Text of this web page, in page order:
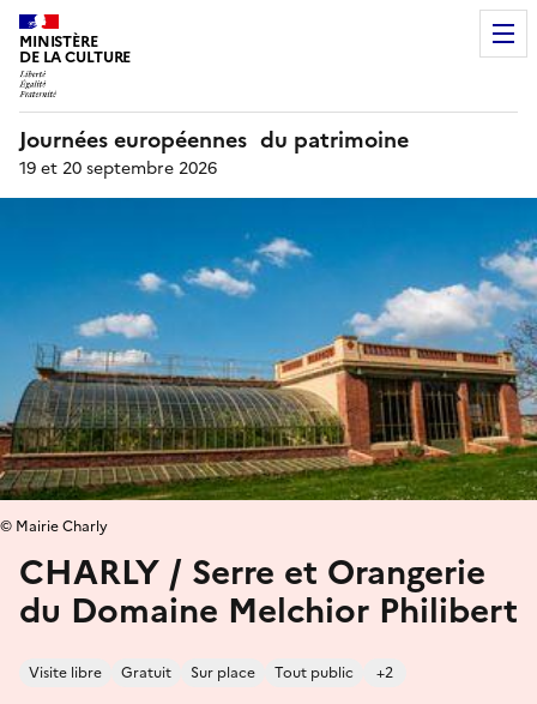
MINISTÈRE
DE LA CULTURE
Journées européennes du patrimoine
19 et 20 septembre 2026
CHARLY / Serre et Orangerie
du Domaine Melchior Philibert
Visite libre Gratuit Sur place Tout public +2
© Mairie Charly